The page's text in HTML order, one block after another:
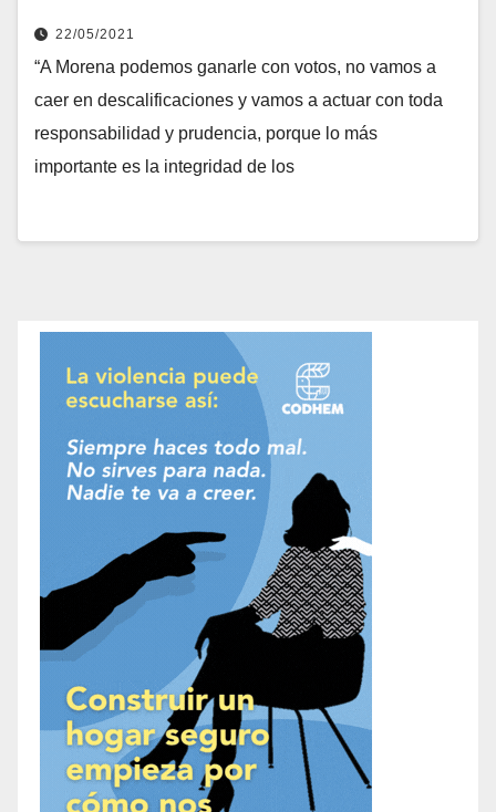
22/05/2021
“A Morena podemos ganarle con votos, no vamos a
caer en descalificaciones y vamos a actuar con toda
responsabilidad y prudencia, porque lo más
importante es la integridad de los